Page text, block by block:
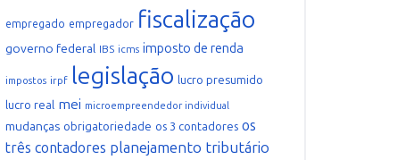
empregado empregador fiscalização
governo federal IBS icms imposto de renda
impostos irpf legislação lucro presumido
lucro real mei microempreendedor individual
mudanças obrigatoriedade os 3 contadores os
três contadores planejamento tributário